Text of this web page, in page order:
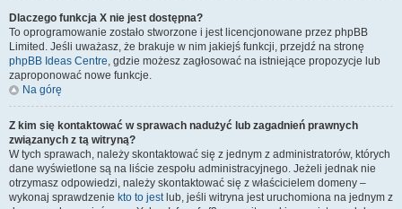
Dlaczego funkcja X nie jest dostępna?
To oprogramowanie zostało stworzone i jest licencjonowane przez phpBB
Limited. Jeśli uważasz, że brakuje w nim jakiejś funkcji, przejdź na stronę
phpBB Ideas Centre, gdzie możesz zagłosować na istniejące propozycje lub
zaproponować nowe funkcje.
Na górę
Z kim się kontaktować w sprawach nadużyć lub zagadnień prawnych
związanych z tą witryną?
W tych sprawach, należy skontaktować się z jednym z administratorów, których
dane wyświetlone są na liście zespołu administracyjnego. Jeżeli jednak nie
otrzymasz odpowiedzi, należy skontaktować się z właścicielem domeny –
wykonaj sprawdzenie kto to jestlub, jeśli witryna jest uruchomiona na jednym z